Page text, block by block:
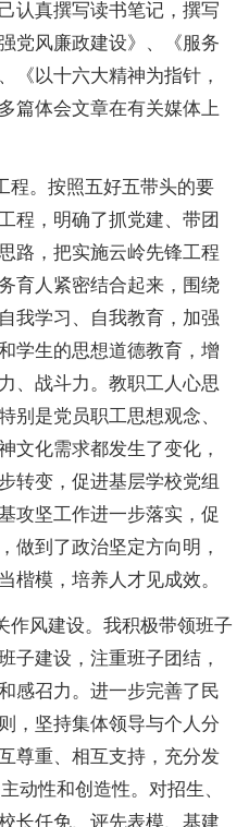
认真撰写读书笔记，撰写
党风廉政建设》、《服务
《以十六大精神为指针，
篇体会文章在有关媒体上
程。按照五好五带头的要
程，明确了抓党建、带团
路，把实施云岭先锋工程
育人紧密结合起来，围绕
我学习、自我教育，加强
学生的思想道德教育，增
、战斗力。教职工人心思
别是党员职工思想观念、
文化需求都发生了变化，
转变，促进基层学校党组
攻坚工作进一步落实，促
做到了政治坚定方向明，
楷模，培养人才见成效。
作风建设。我积极带领班子
子建设，注重班子团结，
感召力。进一步完善了民
，坚持集体领导与个人分
尊重、相互支持，充分发
动性和创造性。对招生、
长任免、评先表模、基建